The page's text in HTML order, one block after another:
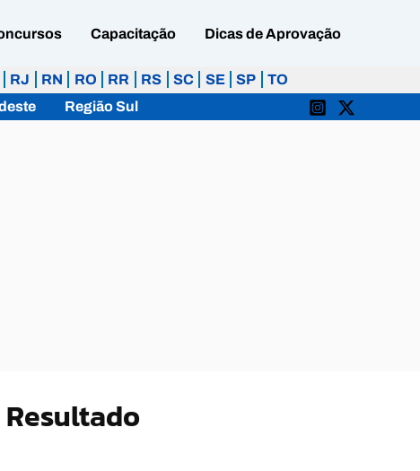
Capacitação Dicas de Aprovação
RJ RN RO RR RS SC SE SP
TO
Região Sul